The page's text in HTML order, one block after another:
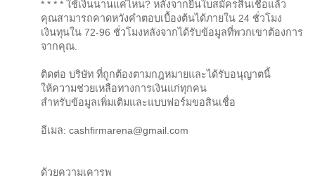
* * * * ใช้เงินนานแค่ไหน? หลังจากยื่นใบสมัครสินเชื่อแล้ว
คุณสามารถคาดหวังคำตอบเบื้องต้นได้ภายใน 24 ชั่วโมง
เงินทุนใน 72-96 ชั่วโมงหลังจากได้รับข้อมูลที่พวกเขาต้องการ
จากคุณ.
ติดต่อ บริษัท ที่ถูกต้องตามกฎหมายและได้รับอนุญาตนี้
ให้ความช่วยเหลือทางการเงินแก่ทุกคน
สำหรับข้อมูลเพิ่มเติมและแบบฟอร์มขอสินเชื่อ
อีเมล: cashfirmarena@gmail.com
ด้วยความเคารพ